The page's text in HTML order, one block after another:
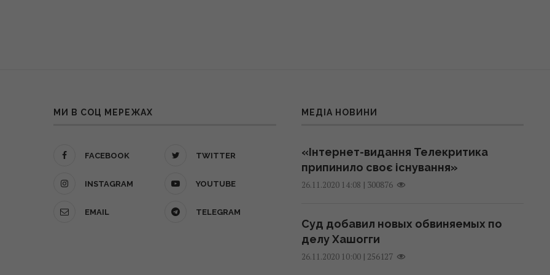
МИ В СОЦ МЕРЕЖАХ
FACEBOOK TWITTER
INSTAGRAM YOUTUBE
EMAIL TELEGRAM
МЕДІА НОВИНИ
«Інтернет-видання Телекритика
припинило своє існування»
26.11.2020 14:08 | 300876
Суд добавил новых обвиняемых по
делу Хашогги
26.11.2020 10:00| 256127